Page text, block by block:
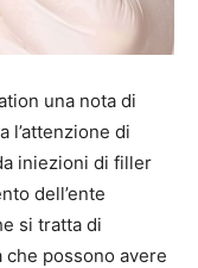
una nota di
l’attenzione di
iniezioni di filler
dell’ente
si tratta di
possono avere